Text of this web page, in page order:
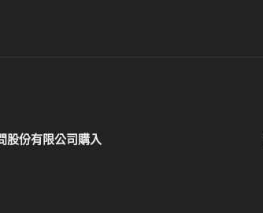
股份有限公司購入